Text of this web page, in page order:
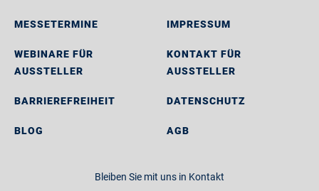
MESSETERMINE
WEBINARE FÜR
AUSSTELLER
BARRIEREFREIHEIT
BLOG
IMPRESSUM
KONTAKT FÜR
AUSSTELLER
DATENSCHUTZ
AGB
Bleiben Sie mit uns in Kontakt